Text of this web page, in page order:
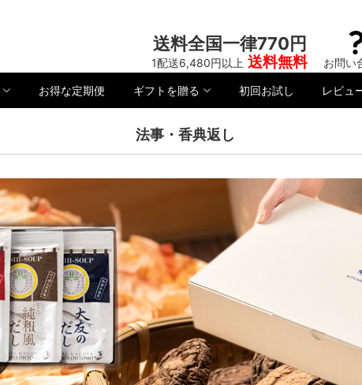
送料全国一律770円
1配送6,480円以上 送料無料 お問い
お得な定期便 ギフトを贈る 初回お試し レビュ
法事・香典返し